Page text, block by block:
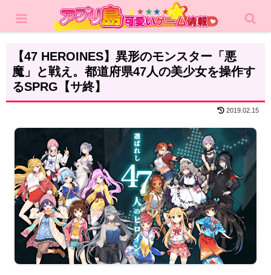
レビュー シミュレーション
【47 HEROINES】異形のモンスター「悪
魔」と戦え。都道府県47人の美少女を操作す
るSPRG【サ終】
2019.02.15